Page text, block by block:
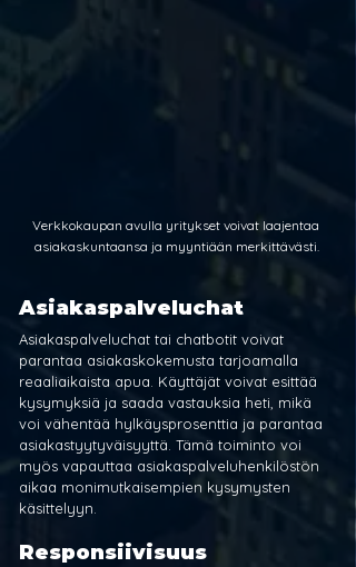
Verkkokaupan avulla yritykset voivat laajentaa
asiakaskuntaansa ja myyntiään merkittävästi.
Asiakaspalveluchat
Asiakaspalveluchat tai chatbotit voivat
parantaa asiakaskokemusta tarjoamalla
reaaliaikaista apua. Käyttäjät voivat esittää
kysymyksiä ja saada vastauksia heti, mikä
voi vähentää hylkäysprosenttia ja parantaa
asiakastyytyväisyyttä. Tämä toiminto voi
myös vapauttaa asiakaspalveluhenkilöstön
aikaa monimutkaisempien kysymysten
käsittelyyn.
Responsiivisuus